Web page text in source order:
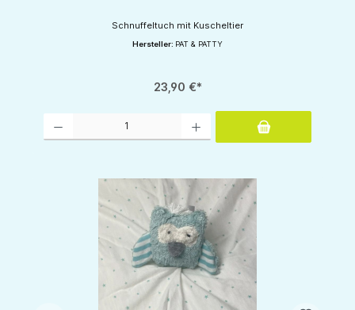
Schnuffeltuch mit Kuscheltier
Hersteller: PAT & PATTY
23,90 €*